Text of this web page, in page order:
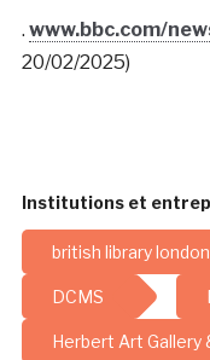
. www.bbc.com/
20/02/2025)
Institutions et
british library london
DCMS
Herbert Art Gallery